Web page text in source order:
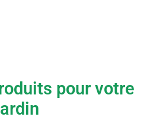
pour votre